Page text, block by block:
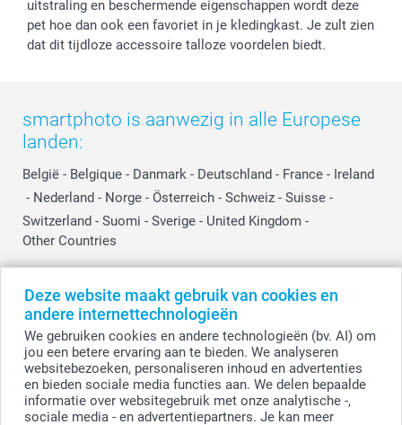
Deze website maakt gebruik van cookies en
andere internettechnologieën
We gebruiken cookies en andere technologieën (bv. AI) om
jou een betere ervaring aan te bieden. We analyseren
websitebezoeken, personaliseren inhoud en advertenties
en bieden sociale media functies aan. We delen bepaalde
informatie over websitegebruik met onze analytische -,
sociale media - en advertentiepartners. Je kan meer
uitstraling en beschermende eigenschappen wordt deze
pet hoe dan ook een favoriet in je kledingkast. Je zult zien
dat dit tijdloze accessoire talloze voordelen biedt.
smartphoto is aanwezig in alle Europese
landen:
België - Belgique - Danmark - Deutschland - France - Ireland
- Nederland - Norge - Österreich - Schweiz - Suisse -
Switzerland - Suomi - Sverige - United Kingdom -
Other Countries
© smartphoto group. Alle rechten voorbehouden.Disclaimer
Alle prijzen zijn in EURO (€) inclusief BTW en exclusief verzendkosten.